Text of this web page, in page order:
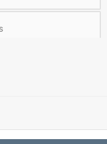
/ Eclairage
Fenêtre